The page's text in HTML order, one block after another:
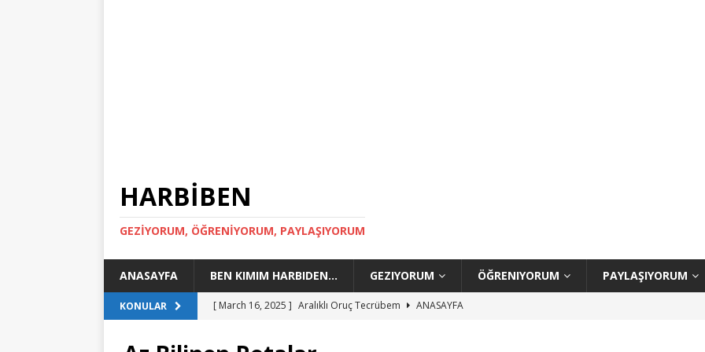
HARBİBEN
GEZİYORUM, ÖĞRENİYORUM, PAYLAŞIYORUM
ANASAYFA BEN KIMIM HARBIDEN… GEZIYORUM ÖĞRENIYORUM PAYLAŞIYORUM
KONULAR [ March 16, 2025 ] Aralıklı Oruç Tecrübem
ANASAYFA